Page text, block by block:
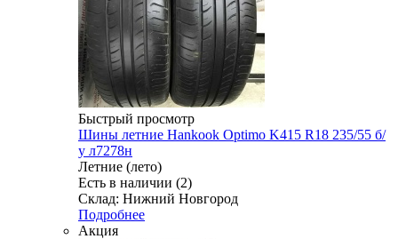
Быстрый просмотр
Шины летние Hankook Optimo K415 R18 235/55 б/
у л7278н
Летние (лето)
Есть в наличии (2)
Склад: Нижний Новгород
Подробнее
Акция